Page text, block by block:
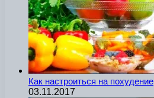
Как настроиться на похудение
03.11.2017